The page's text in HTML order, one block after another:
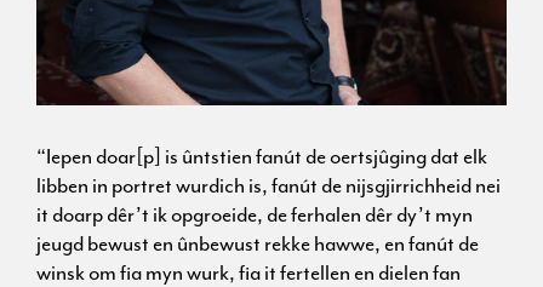
“Iepen doar[p] is ûntstien fanút de oertsjûging dat elk
libben in portret wurdich is, fanút de nijsgjirrichheid nei
it doarp dêr’t ik opgroeide, de ferhalen dêr dy’t myn
jeugd bewust en ûnbewust rekke hawwe, en fanút de
winsk om fia myn wurk, fia it fertellen en dielen fan